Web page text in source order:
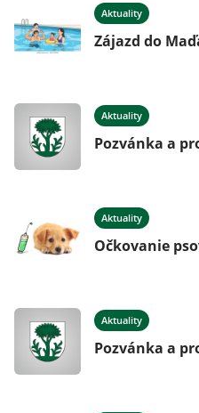
Aktuality
Zájazd do
Aktuality
Pozvánka a
Aktuality
Očkovanie
Aktuality
Pozvánka a